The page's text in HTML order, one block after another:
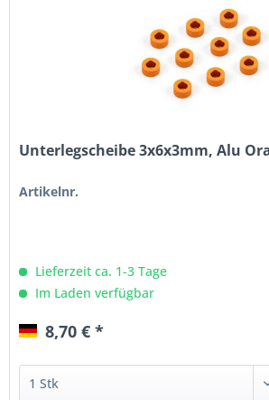
Unterlegscheibe 3x6x3mm, Alu
Artikelnr.
Lieferzeit ca. 1-3 Tage
Im Laden verfügbar
8,70 € *